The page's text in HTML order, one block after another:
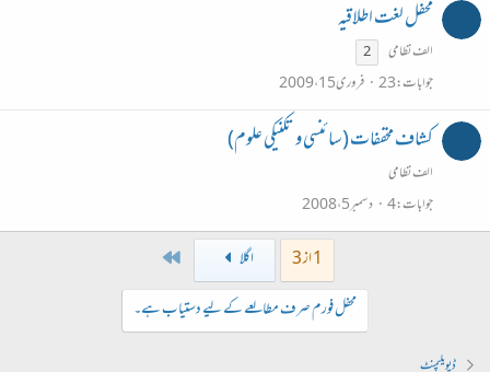
محفل لغت اطلاقیہ
الف نظامی 2
جوابات 23 فروری 15، 2009
کشاف مخففات (سائنسی و تکنیکی علوم)
الف نظامی
جوابات 4 دسمبر 5، 2008
1 از 3 اگلا
محفل فورم صرف مطالعے کے لیے دستیاب ہے۔
ڈیویلپمنٹ